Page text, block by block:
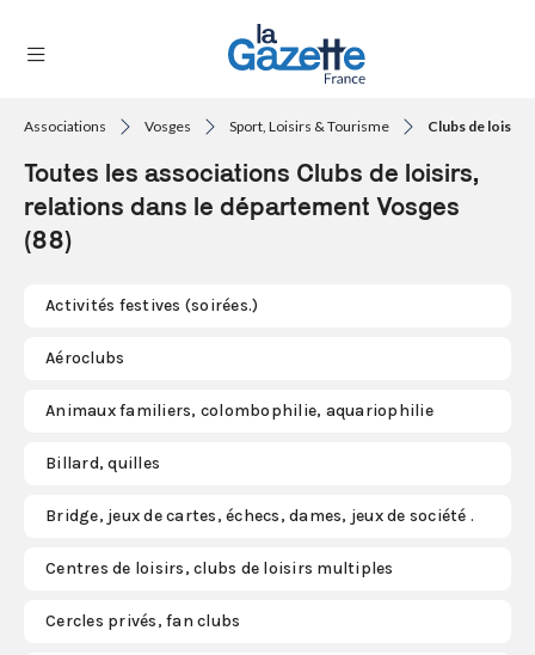
RÉGIONS
FORMATS
TENDANCES
SERVICES
GAZETTE
connecter
Associations Vosges Sport, Loisirs & Tourisme Clubs de
Toutes les associations Clubs de loisirs,
relations dans le département Vosges
(88)
Activités festives (soirées.)
Aéroclubs
Animaux familiers, colombophilie, aquariophilie
Billard, quilles
Bridge, jeux de cartes, échecs, dames, jeux de société .
Centres de loisirs, clubs de loisirs multiples
Cercles privés, fan clubs